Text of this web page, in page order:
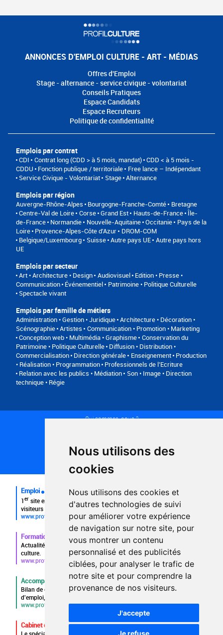
Nous utilisons des
cookies
Nous utilisons des cookies et
d'autres technologies de suivi
pour améliorer votre expérience
de navigation sur notre site, pour
vous montrer un contenu
personnalisé et des publicités
ciblées, pour analyser le trafic de
notre site et pour comprendre la
provenance de nos visiteurs.
J'accepte
Je refuse
ANNONCES D'EMPLOI CULTURE - ART - MÉDIAS
Offres d'Emploi
Stage - alternance - service civique - volontariat
Conseils Pratiques
Espace Candidats
Espace Recruteurs
Politique de confidentialité
Emplois par contrat
CDI Contrat long (CDD > à 5 mois, mandat) CDD < à 5 mois -
CDDU
Fonction publique / territoriale
Free lance – Indépendant
Service Civique - Volontariat
Stage Alternance
Emplois par région
Auvergne-Rhône-Alpes Bourgogne-Franche-Comté
Bretagne
Centre-Val de Loire Corse Grand Est Hauts-de-France Île-
de-France Normandie Nouvelle-Aquitaine Occitanie
Pays de la
Loire Provence-Alpes-Côte d'Azur
DROM-COM
Belgique/Luxembourg
Suisse Autre pays UE Autre pays hors
UE
Emplois par secteur
Art • Architecture • Design Audiovisuel Edition • Presse •
Communication Événementiel
Patrimoine • Politique Culturelle
Spectacle vivant
Emplois par famille de métiers
Administration • Gestion • Juridique Architecture • Décoration •
Scénographie Artistes
Communication • Promotion • Marketing
Conception web • Multimédia • Graphisme Conservation du
Patrimoine • Politique Culturelle Diffusion • Distribution •
Commercialisation Direction générale Enseignement Production
• Réalisation • Programmation Professionnels de l’Ecriture
Relation avec les publics • Médiation
Son • Image • Direction
technique • Régie
Qui sommes-nous ?
Plan du site
FAQ recruteurs
FAQ
Emploi
1er site emploi du secteur culturel 784.000 visites et 230.000
visiteurs uniques par mois.
www.profilculture.com
Formation
Actualités, guide et annuaire des formations aux métiers de la
culture.
www.profilculture-formation.com
Accompagnement professionnel
Bilan de compétences, coaching, techniques de recherche
d'emploi, entretien conseil.
www.profilculture-competences.com
Cabinet de recrutement